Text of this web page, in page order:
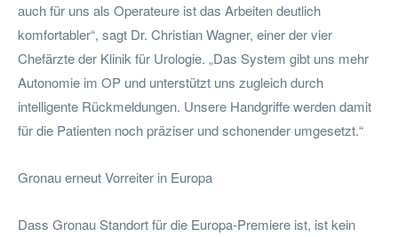
auch für uns als Operateure ist das Arbeiten deutlich
komfortabler“, sagt Dr. Christian Wagner, einer der vier
Chefärzte der Klinik für Urologie. „Das System gibt uns mehr
Autonomie im OP und unterstützt uns zugleich durch
intelligente Rückmeldungen. Unsere Handgriffe werden damit
für die Patienten noch präziser und schonender umgesetzt.“
Gronau erneut Vorreiter in Europa
Dass Gronau Standort für die Europa-Premiere ist, ist kein